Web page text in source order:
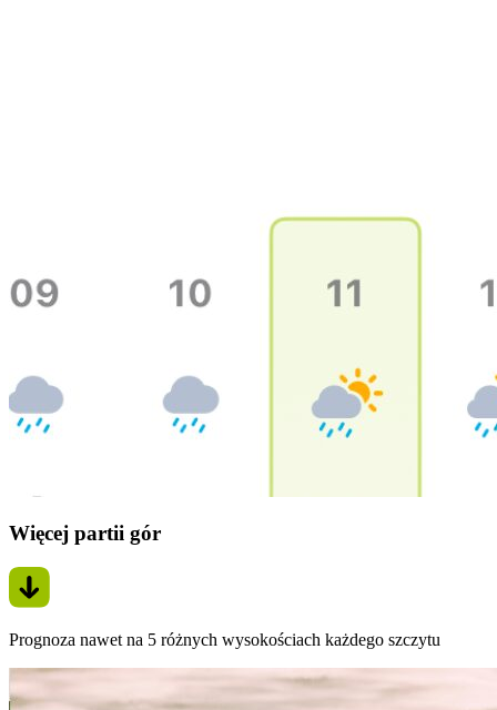
Więcej partii gór
Prognoza nawet na 5 różnych wysokościach każdego szczytu